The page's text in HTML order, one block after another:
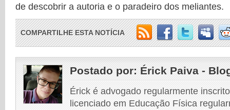
de descobrir a autoria e o paradeiro dos meliantes.
COMPARTILHE ESTA NOTÍCIA
Postado por: Érick Paiva -
Érick é advogado regularmente
licenciado em Educação Física